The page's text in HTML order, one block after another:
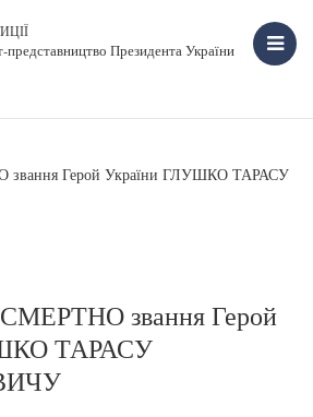
представництво Президента України
звання Герой України ГЛУШКО ТАРАСУ
звання Герой
ТАРАСУ